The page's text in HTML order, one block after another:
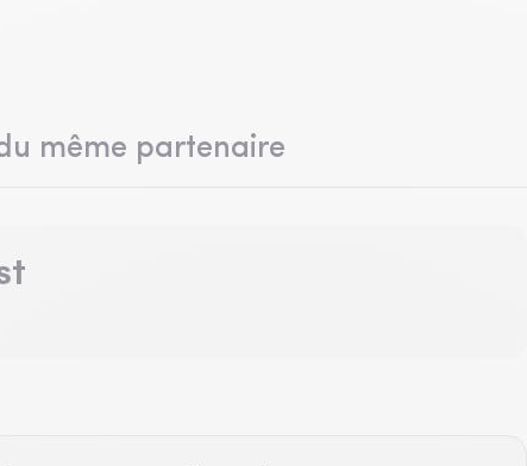
même partenaire